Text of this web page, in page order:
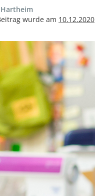
wurde am 10.12.2020